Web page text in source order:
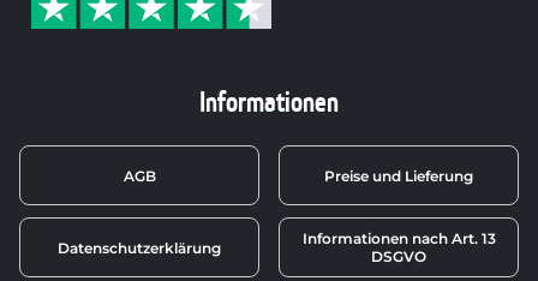
Informationen
AGB Preise und Lieferung
Datenschutzerklärung
Informationen nach Art. 13
DSGVO